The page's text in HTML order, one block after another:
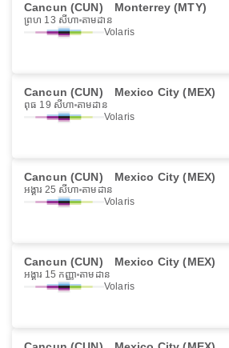
Cancun (CUN) Monterrey (MTY)
ព្រហ 13 សីហា តាមដាន
Volaris
Cancun (CUN) Mexico City (MEX)
ពុធ 19 សីហា តាមដាន
Volaris
Cancun (CUN) Mexico City (MEX)
អង្គារ 25 សីហា តាមដាន
Volaris
Cancun (CUN) Mexico City (MEX)
អង្គារ 15 កញ្ញា តាមដាន
Volaris